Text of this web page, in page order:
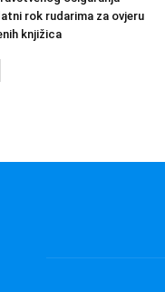
rok rudarima za ovjeru
knjižica